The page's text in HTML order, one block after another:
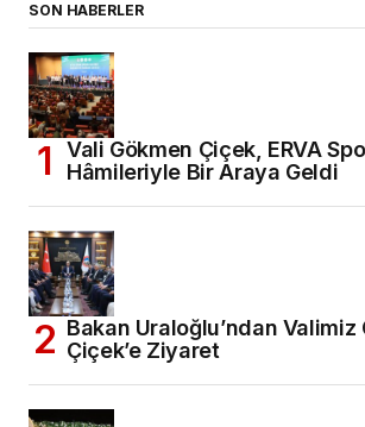
SON HABERLER
Vali Gökmen Çiçek, ERVA Spor Kulüplerinin
Hâmileriyle Bir Araya Geldi
Bakan Uraloğlu’ndan Valimiz
Çiçek’e Ziyaret